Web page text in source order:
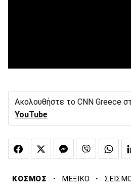
Ακολουθήστε το CNN Greece
YouTube
ΚΟΣΜΟΣ · ΜΕΞΙΚΟ ·